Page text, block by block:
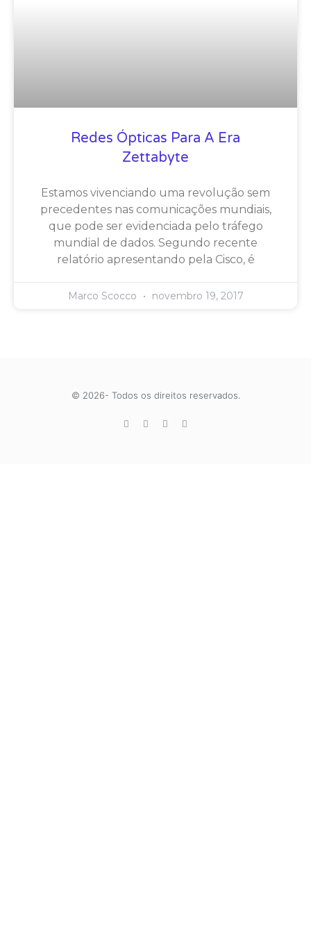
Redes Ópticas Para A Era
Zettabyte
Estamos vivenciando uma revolução sem
precedentes nas comunicações mundiais,
que pode ser evidenciada pelo tráfego
mundial de dados. Segundo recente
relatório apresentando pela Cisco, é
Marco Scocco novembro 19, 2017
© 2026- Todos os direitos reservados.